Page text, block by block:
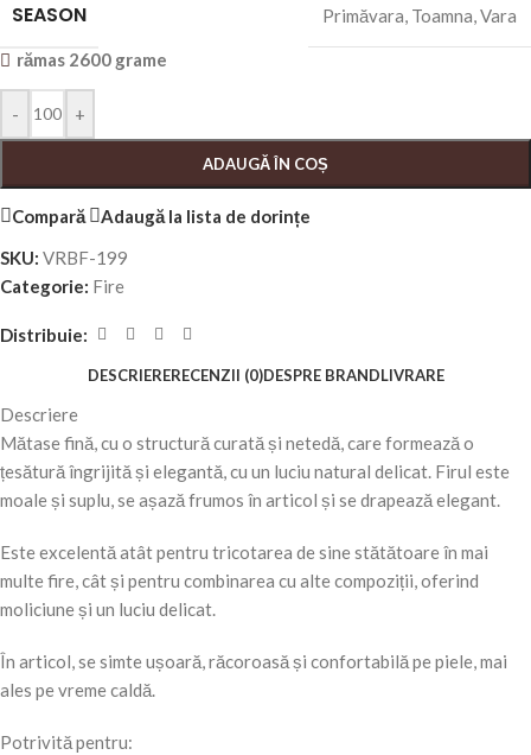
SEASON Primăvara, Toamna,Vara
rămas 2600 grame
- +
ADAUGĂ ÎN COȘ
Compară
Adaugă la lista de dorințe
SKU: VRBF-199
Categorie: Fire
Distribuie:
DESCRIERERECENZII (0)DESPRE BRANDLIVRARE
Descriere
Mătase fină, cu o structură curată și netedă, care formează o
țesătură îngrijită și elegantă, cu un luciu natural delicat. Firul este
moale și suplu, se așază frumos în articol și se drapează elegant.
Este excelentă atât pentru tricotarea de sine stătătoare în mai
multe fire, cât și pentru combinarea cu alte compoziții, oferind
moliciune și un luciu delicat.
În articol, se simte ușoară, răcoroasă și confortabilă pe piele, mai
ales pe vreme caldă.
Potrivită pentru: